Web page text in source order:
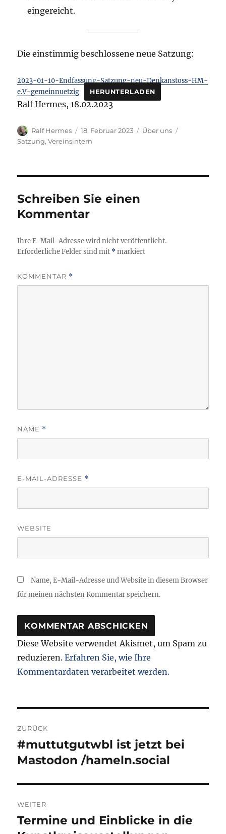
eingereicht.
Die einstimmig beschlossene neue Satzung:
2023-01-10-Endfassung-Satzung-neu-Denkanstoss-HM-
e.V-gemeinnuetzig
HERUNTERLADEN
Ralf Hermes, 18.02.2023
Autor
Ralf Hermes
Veröffentlicht
am
18. Februar 2023 Kategorien
Über uns
Satzung,Vereinsintern
Schreiben Sie einen
Kommentar
Ihre E-Mail-Adresse wird nicht veröffentlicht.
Erforderliche Felder sind mit *markiert
KOMMENTAR *
NAME *
E-MAIL-ADRESSE *
WEBSITE
Name, E-Mail-Adresse und Website in diesem Browser
für meinen nächsten Kommentar speichern.
Diese Website verwendet Akismet, um Spam zu
reduzieren.Erfahren Sie, wie Ihre
Kommentardaten verarbeitet werden.
ZURÜCK
Vorheriger
Beitrag:
#muttutgutwbl ist jetzt bei
Mastodon /hameln.social
WEITER
Nächster
Termine und Einblicke in die